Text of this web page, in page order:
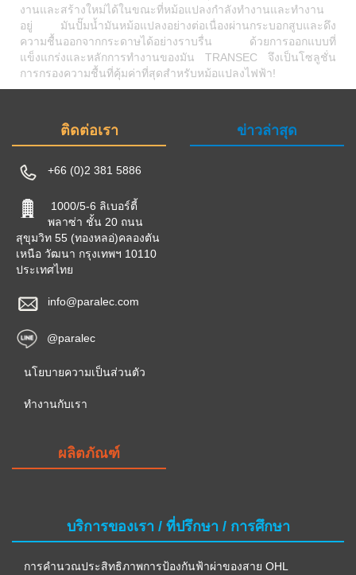
งานและสร้างใหม่ได้ในขณะที่หม้อแปลงกำลังทำงานและทำงาน
อยู่ มันปั๊มน้ำมันหม้อแปลงอย่างต่อเนื่องผ่านกระบอกสูบและดึง
ความชื้นออกจากกระดาษได้อย่างราบรื่น ด้วยการออกแบบที่
แข็งแกร่งและหลักการทำงานของมัน TRANSEC จึงเป็นโซลูชั่น
การกรองความชื้นที่คุ้มค่าที่สุดสำหรับหม้อแปลงไฟฟ้า!
ติดต่อเรา
+66 (0)2 381 5886
1000/5-6 ลิเบอร์ตี้
พลาซ่า ชั้น 20 ถนน
สุขุมวิท 55 (ทองหลอ่)คลองตัน
เหนือ วัฒนา กรุงเทพฯ 10110
ประเทศไทย
info@paralec.com
@paralec
นโยบายความเป็นส่วนตัว
ทำงานกับเรา
ข่าวล่าสุด
ผลิตภัณฑ์
บริการของเรา / ที่ปรึกษา / การศึกษา
การคำนวณประสิทธิภาพการป้องกันฟ้าผ่าของสาย OHL